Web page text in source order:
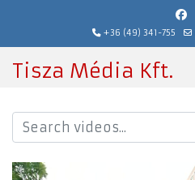
+36 (49) 341-755
Tisza Média Kft.